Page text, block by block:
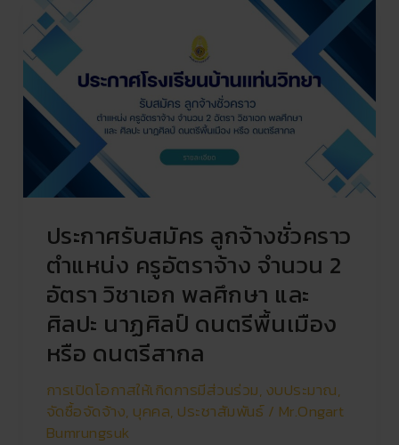
ประกาศรับสมัคร ลูกจ้างชั่วคราว
ตำแหน่ง ครูอัตราจ้าง จำนวน 2
อัตรา วิชาเอก พลศึกษา และ
ศิลปะ นาฏศิลป์ ดนตรีพื้นเมือง
หรือ ดนตรีสากล
การเปิดโอกาสให้เกิดการมีส่วนร่วม, งบประมาณ,
จัดซื้อจัดจ้าง, บุคคล, ประชาสัมพันธ์/ Mr.Ongart
Bumrungsuk
ประกาศ
รับ
สมัคร
ลูกจ้าง
ชั่วคราว
ตำแหน่ง
ครู
อัตรา
จ้าง
2
อัตรา
วิชา
เอก
พลศึกษา
และ
ศิลปะ
นาฏศิลป์
ดนตรี
พื้น